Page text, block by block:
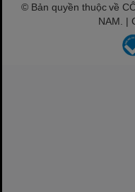
© Bản quyền thuộc về
NAM. |